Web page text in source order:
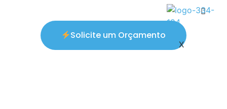
X
Solicite um Orçamento